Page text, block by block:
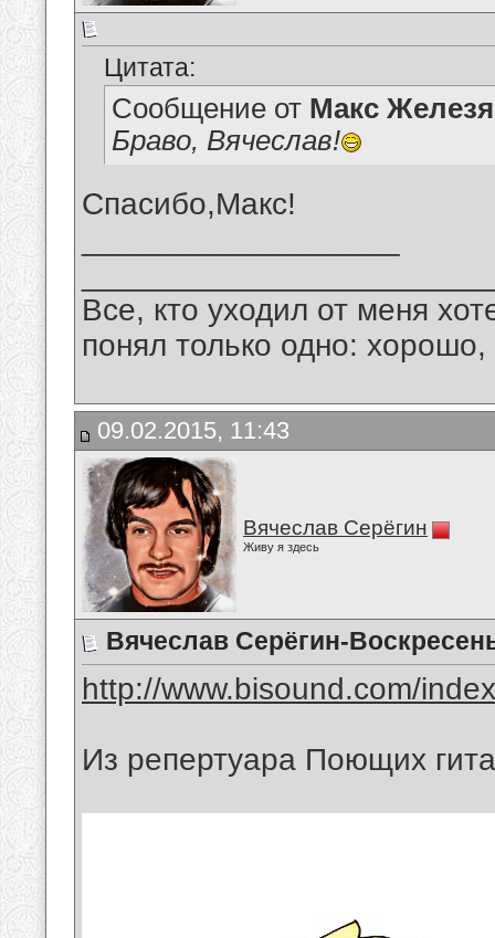
Цитата:
Сообщение от Макс
Браво, Вячеслав!
Спасибо,Макс!
Все, кто уходил от меня
понял только одно:
09.02.2015, 11:43
Вячеслав Серёгин
Живу я здесь
Вячеслав Серёгин-
http://www.bisound.com/
Из репертуара Поющих